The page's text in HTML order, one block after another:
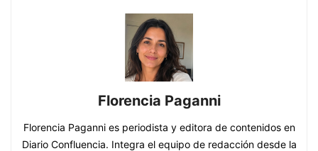
Florencia Paganni
Florencia Paganni es periodista y editora de contenidos en
Diario Confluencia. Integra el equipo de redacción desde la